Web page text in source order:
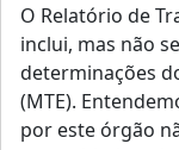
O Relatório de
inclui, mas não
determinações
(MTE).
por este órgão